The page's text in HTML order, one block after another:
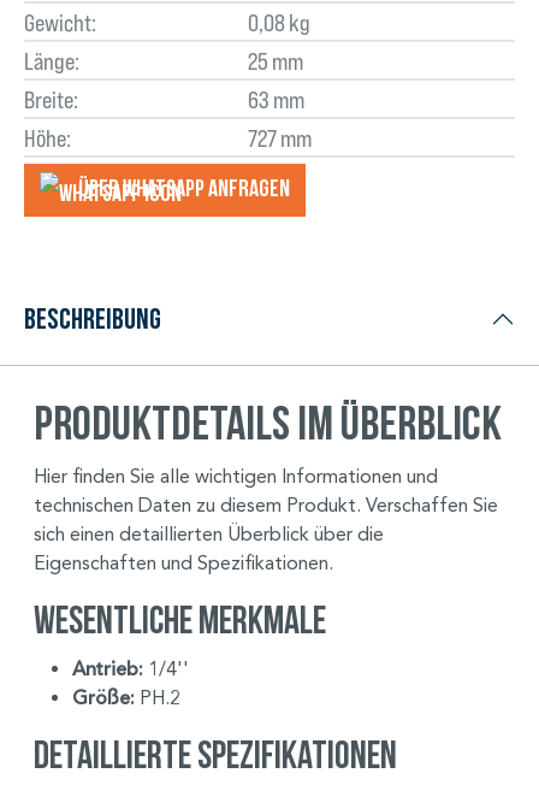
Gewicht:
0,08 kg
Länge:
25 mm
Breite:
63 mm
Höhe:
727 mm
Über WhatsApp anfragеn
Beschreibung
Produktdetails im Überblick
Hier finden Sie alle wichtigen Informationen und
technischen Daten zu diesem Produkt. Verschaffen Sie
sich einen detaillierten Überblick über die
Eigenschaften und Spezifikationen.
Wesentliche Merkmale
Antrieb: 1/4''
Größe: PH.2
Detaillierte Spezifikationen